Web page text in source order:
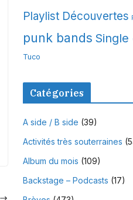
Playlist Découvertes
punk bands
Tuco
Catégories
A side / B side (39)
Activités très souterraines
Album du mois (109)
Backstage – Podcasts (17)